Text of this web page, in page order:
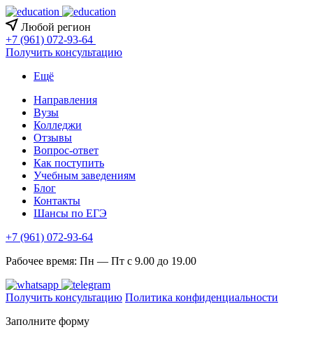
Любой регион
+7 (961) 072-93-64
Получить консультацию
Ещё
Направления
Вузы
Колледжи
Отзывы
Вопрос-ответ
Как поступить
Учебным заведениям
Блог
Контакты
Шансы по ЕГЭ
+7 (961) 072-93-64
Рабочее время: Пн — Пт с 9.00 до 19.00
Получить консультацию Политика конфиденциальности
Заполните форму